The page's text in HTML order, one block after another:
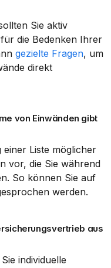
Sie aktiv
die Bedenken Ihrer
gezielte Fragen, um
direkt
von Einwänden gibt
einer Liste möglicher
vor, die Sie während
So können Sie auf
werden.
aus
individuelle